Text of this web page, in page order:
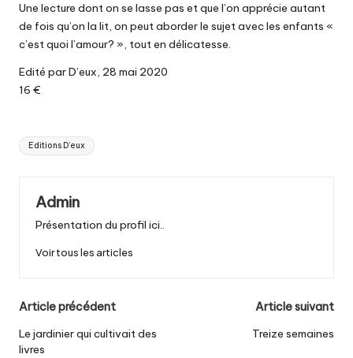
Une lecture dont on se lasse pas et que l’on apprécie autant
de fois qu’on la lit, on peut aborder le sujet avec les enfants «
c’est quoi l’amour? », tout en délicatesse.
Edité par D’eux, 28 mai 2020
16 €
Tags:
Editions D’eux
Admin
Présentation du profil ici..
Voir tous les articles
Post
navigation
Article précédent
Le jardinier qui cultivait des
livres
Article suivant
Treize semaines